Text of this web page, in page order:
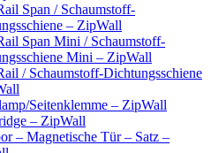
Span / Schaumstoff-
– ZipWall
Span Mini / Schaumstoff-
Mini – ZipWall
/ Schaumstoff-Dichtungsschiene
Seitenklemme – ZipWall
– ZipWall
– Magnetische Tür – Satz –